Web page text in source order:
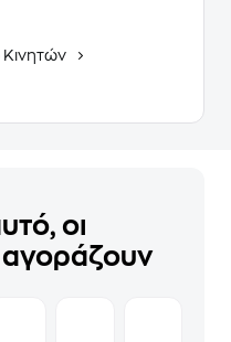
οι
αγοράζουν